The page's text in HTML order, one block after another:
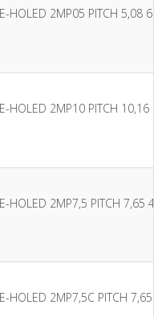
HOLED 2MP05 PITCH 5,08 6
HOLED 2MP10 PITCH 10,16 3
HOLED 2MP7,5 PITCH 7,65 4
HOLED 2MP7,5C PITCH 7,65 4